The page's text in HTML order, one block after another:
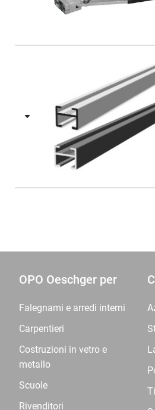
OPO Oeschger per
Falegnami e arredi interni
Carpentieri
Costruzioni in vetro e
metallo
Scuole
Rivenditori